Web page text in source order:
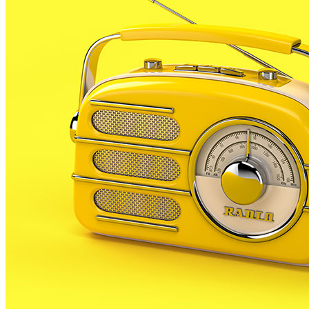
L’Ajuntament de Blanes, a través de la policia local i
dels serveis socials municipals, han introduït el servei
de teleassistència com a protecció de les persones
amb risc de patir violència de gènere.Amb la
teleassistència, tan sols pitjant un botó es dóna
l’alerta a la creu Roja, qui gestiona aquests servei i qui
rep l’avís. La teleassistència, que ja s’utilitza en
persones grans que viuen soles per estar comunicats
en tot moment amb els centres d’assistència, es basa
en la utilització de tecnologies de la comunicació
telefònica mòbil i de telelocalització.
Ara també permetrà que les dones en risc de patir
violència de gènere puguin posar-se en contacte amb
un centre atès per personal específicament preparat